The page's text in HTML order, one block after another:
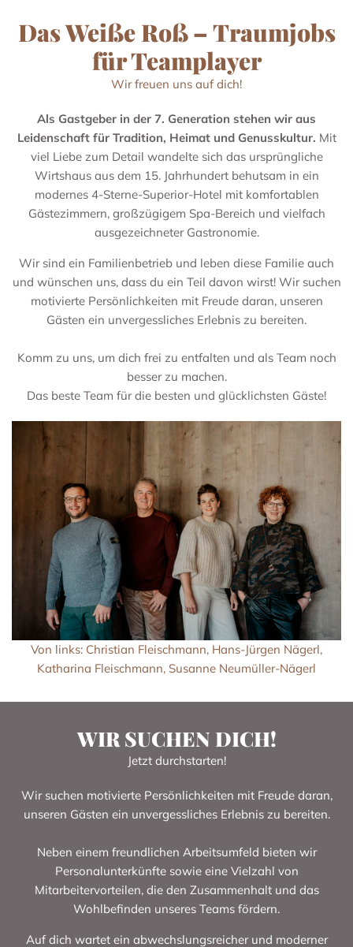
Das Weiße Roß – Traumjobs
für Teamplayer
Wir freuen uns auf dich!
Als Gastgeber in der 7. Generation stehen wir aus
Leidenschaft für Tradition, Heimat und Genusskultur. Mit
viel Liebe zum Detail wandelte sich das ursprüngliche
Wirtshaus aus dem 15. Jahrhundert behutsam in ein
modernes 4-Sterne-Superior-Hotel mit komfortablen
Gästezimmern, großzügigem Spa-Bereich und vielfach
ausgezeichneter Gastronomie.
Wir sind ein Familienbetrieb und leben diese Familie auch
und wünschen uns, dass du ein Teil davon wirst! Wir suchen
motivierte Persönlichkeiten mit Freude daran, unseren
Gästen ein unvergessliches Erlebnis zu bereiten.
Komm zu uns, um dich frei zu entfalten und als Team noch
besser zu machen.
Das beste Team für die besten und glücklichsten Gäste!
Von links: Christian Fleischmann, Hans-Jürgen Nägerl,
Katharina Fleischmann, Susanne Neumüller-Nägerl
WIR SUCHEN DICH!
Jetzt durchstarten!
Wir suchen motivierte Persönlichkeiten mit Freude daran,
unseren Gästen ein unvergessliches Erlebnis zu bereiten.
Neben einem freundlichen Arbeitsumfeld bieten wir
Personalunterkünfte sowie eine Vielzahl von
Mitarbeitervorteilen, die den Zusammenhalt und das
Wohlbefinden unseres Teams fördern.
Auf dich wartet ein abwechslungsreicher und moderner